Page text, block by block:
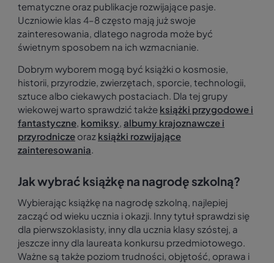
tematyczne oraz publikacje rozwijające pasje.
Uczniowie klas 4–8 często mają już swoje
zainteresowania, dlatego nagroda może być
świetnym sposobem na ich wzmacnianie.
Dobrym wyborem mogą być książki o kosmosie,
historii, przyrodzie, zwierzętach, sporcie, technologii,
sztuce albo ciekawych postaciach. Dla tej grupy
wiekowej warto sprawdzić także książki przygodowe i
fantastyczne, komiksy, albumy krajoznawcze i
przyrodnicze oraz książki rozwijające
zainteresowania.
Jak wybrać książkę na nagrodę szkolną?
Wybierając książkę na nagrodę szkolną, najlepiej
zacząć od wieku ucznia i okazji. Inny tytuł sprawdzi się
dla pierwszoklasisty, inny dla ucznia klasy szóstej, a
jeszcze inny dla laureata konkursu przedmiotowego.
Ważne są także poziom trudności, objętość, oprawa i